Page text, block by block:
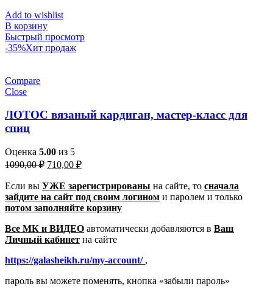
Add to wishlist
В корзину
Быстрый просмотр
-35%Хит продаж
Compare
Close
ЛОТОС вязаный кардиган, мастер-класс для
спиц
Оценка 5.00 из 5
1090,00₽ Первоначальная
составляла
1090,00 ₽.
710,00 ₽Текущая
710,00 ₽.
Если вы УЖЕ зарегистрированы на сайте, то сначала
зайдите на сайт под своим логином и паролем и только
потом заполняйте корзину
Все МК и ВИДЕО автоматически добавляются в Ваш
Личный кабинет на сайте
https://galasheikh.ru/my-account/ ,
пароль вы можете поменять, кнопка «забыли пароль»